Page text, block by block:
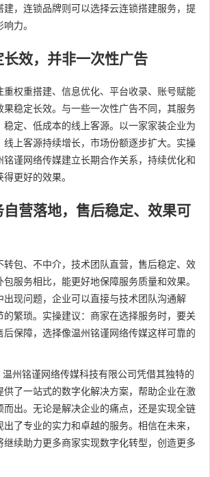
建，连锁品牌则可以选择云连锁搭建服务，提
力。
效，并非一次性广告
权重搭建、信息优化、平台收录、账号赋能
果稳定长效。与一些一次性广告不同，其服务
稳定、低成本的线上客源。以一家家装企业为
上客源持续增长，市场份额逐步扩大。实操
铭谨网络传媒建立长期合作关系，持续优化和
更好的效果。
营落地，售后稳定、效果可
包、不中介，技术团队直营，售后稳定、效
服务相比，能更好地保障服务质量和效果。
现问题，企业可以直接与技术团队沟通解
的繁琐。实操建议：商家在选择服务时，要关
后保障，选择像温州铭谨网络传媒这样可靠的
州铭谨网络传媒科技有限公司凭借其独特的
了一站式的数字化解决方案，帮助企业在激
出。无论是解决企业的痛点，还是实现全链
了专业的实力和卓越的服务。相信在未来，
续助力更多商家实现数字化转型，创造更多